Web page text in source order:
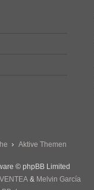
Aktive Themen
© phpBB Limited
& Melvin García